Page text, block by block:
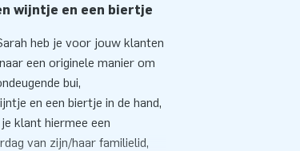
wijntje en een biertje
heb je voor jouw klanten
een originele manier om
bui,
en een biertje in de hand,
klant hiermee een
van zijn/haar familielid,